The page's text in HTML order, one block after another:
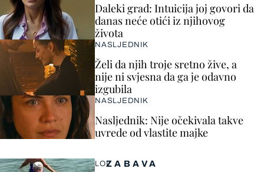
ZABAVA
LOL
Daleki grad: Intuicija joj govori da
danas neće otići iz njihovog
života
NASLJEDNIK
Želi da njih troje sretno žive, a
nije ni svjesna da ga je odavno
izgubila
NASLJEDNIK
Nasljednik: Nije očekivala takve
uvrede od vlastite majke